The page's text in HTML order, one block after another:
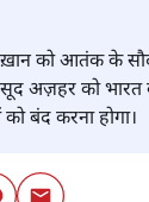
ख़ान को आतंक के
अज़हर को भारत
बंद करना होगा।